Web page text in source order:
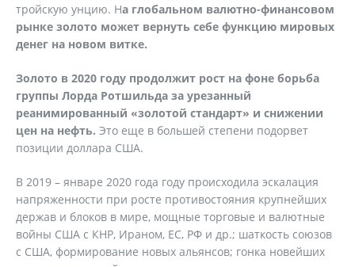
тройскую унцию. На глобальном валютно-финансовом
рынке золото может вернуть себе функцию мировых
денег на новом витке.
Золото в 2020 году продолжит рост на фоне борьба
группы Лорда Ротшильда за урезанный
реанимированный «золотой стандарт» и снижении
цен на нефть. Это еще в большей степени подорвет
позиции доллара США.
В 2019 – январе 2020 года году происходила эскалация
напряженности при росте противостояния крупнейших
держав и блоков в мире, мощные торговые и валютные
войны США с КНР, Ираном, ЕС, РФ и др.; шаткость союзов
с США, формирование новых альянсов; гонка новейших